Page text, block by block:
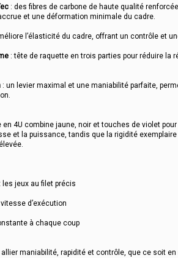
: des fibres de carbone de haute qualité
et une déformation minimale du cadre.
l’élasticité du cadre, offrant un contrôle et
: tête de raquette en trois parties pour réduire la
: un levier maximal et une maniabilité parfaite,
4U combine jaune, noir et touches de violet
et la puissance, tandis que la rigidité
jeux au filet précis
d’exécution
à chaque coup
maniabilité, rapidité et contrôle, que ce soit en